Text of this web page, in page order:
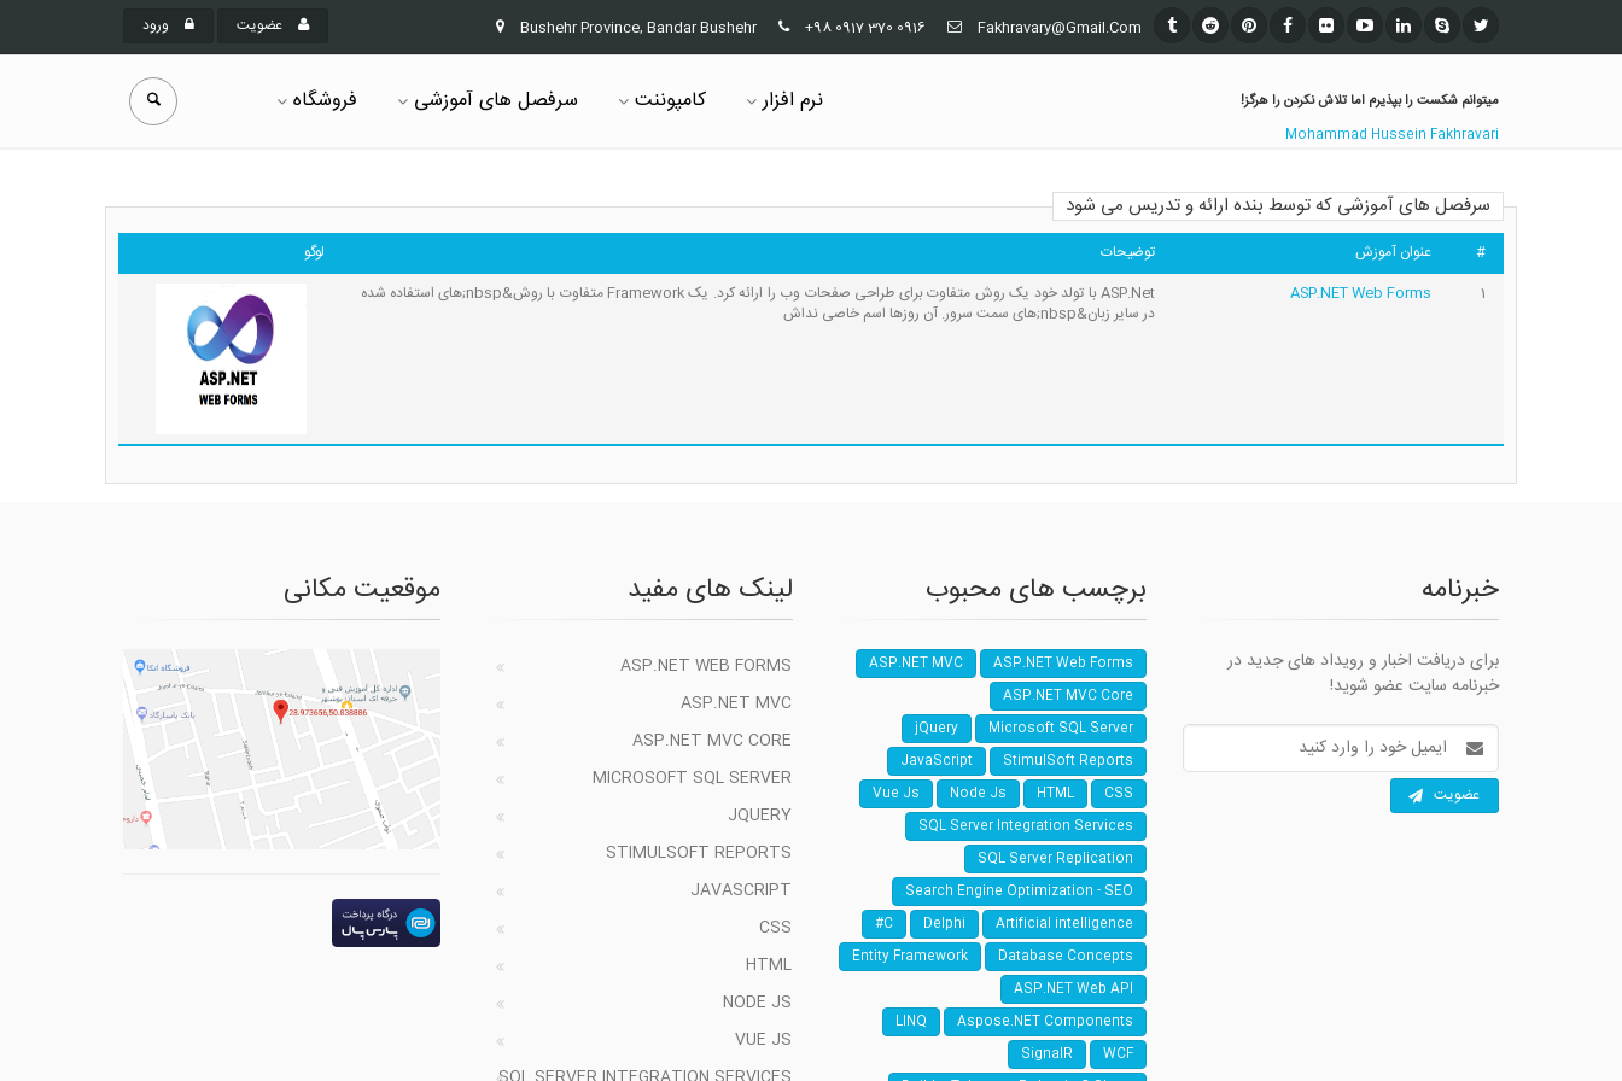
عضویت ورود Bushehr Province, Bandar Bushehr +98 0917 370 0916 Fakhravary@Gmail.Com
میتوانم شکست را بپذیرم اما تلاش نکردن را هرگز!
Mohammad Hussein Fakhravari
فروشگاه سرفصل های آموزشی کامپوننت نرم افزار
سرفصل های آموزشی که توسط بنده ارائه و تدریس می شود
# عنوان آموزش توضیحات
لوگو
1
ASP.NET Web Forms
ASP.Net با تولد خود یک روش متفاوت برای طراحی صفحات وب را ارائه کرد. یک Framework متفاوت با روش&nbsp;های استفاده شده
در سایر زبان&nbsp;های سمت سرور. آن روزها اسم خاصی نداش
موقعیت مکانی لینک های مفید
ASP.NET WEB FORMS
ASP.NET MVC
ASP.NET MVC CORE
MICROSOFT SQL SERVER
JQUERY
STIMULSOFT REPORTS
JAVASCRIPT
CSS
HTML
NODE JS
VUE JS
برچسب های محبوب
ASP.NET Web Forms
ASP.NET MVC
ASP.NET MVC Core
Microsoft SQL Server
jQuery
StimulSoft Reports
JavaScript
CSS
HTML
Node Js
Vue Js
SQL Server Integration Services
SQL Server Replication
Search Engine Optimization - SEO
Artificial intelligence
Delphi
C#
Database Concepts
Entity Framework
ASP.NET Web API
Aspose.NET Components
LINQ
WCF
SignalR
خبرنامه
برای دریافت اخبار و رویداد های جدید در
خبرنامه سایت عضو شوید!
آدرس
ایمیل
عضویت